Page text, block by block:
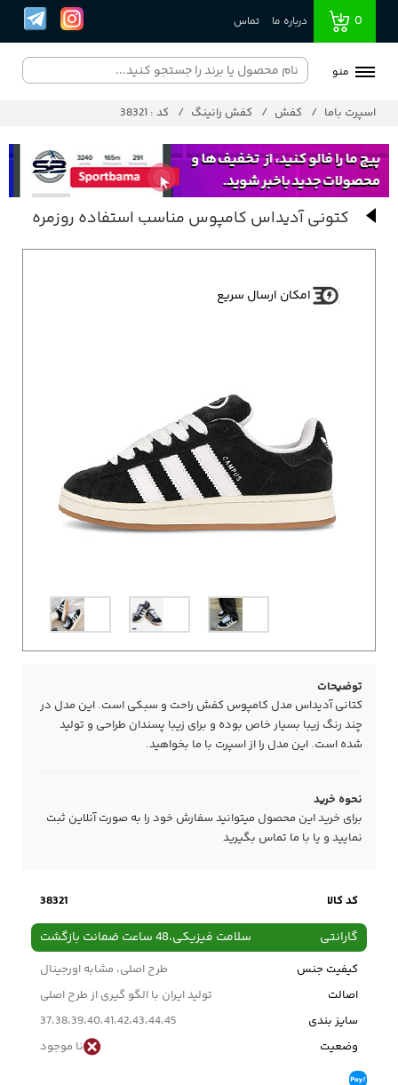
0 درباره ما تماس
منو
اسپرت باما کفش کفش رانینگ کد : 38321
کتونی آدیداس کامپوس مناسب استفاده روزمره
امکان ارسال سریع
توضیحات
کتانی آدیداس مدل کامپوس کفش راحت و سبکی است. این مدل در
چند رنگ زیبا بسیار خاص بوده و برای زیبا پسندان طراحی و تولید
شده است. این مدل را از اسپرت با ما بخواهید.
نحوه خرید
برای خرید این محصول میتوانید سفارش خود را به صورت آنلاین ثبت
نمایید و یا با ما تماس بگیرید
کد کالا 38321
گارانتی سلامت فیزیکی،48 ساعت ضمانت بازگشت
کیفیت جنس
طرح اصلی، مشابه اورجینال
اصالت
تولید ایران با الگو گیری از طرح اصلی
سایز بندی
37،38،39،40،41،42،43،44،45
وضعیت
نا موجود